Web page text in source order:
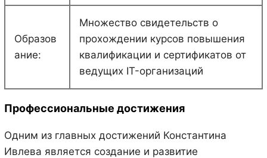
Образов
ание:
Множество свидетельств о
прохождении курсов повышения
квалификации и сертификатов от
ведущих IT-организаций
Профессиональные достижения
Одним из главных достижений Константина
Ивлева является создание и развитие